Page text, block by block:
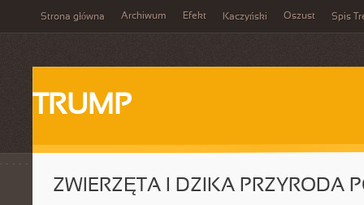
Strona główna Archiwum Efekt Kaczyński Oszust Spis
TRUMP
ZWIERZĘTA I DZIKA PRZYRODA